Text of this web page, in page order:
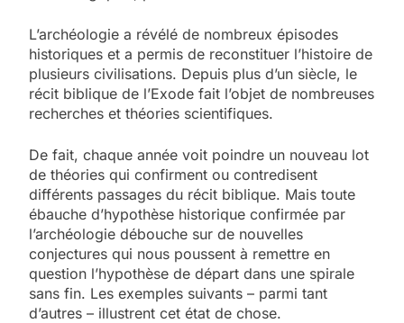
L’archéologie a révélé de nombreux épisodes
historiques et a permis de reconstituer l’histoire de
plusieurs civilisations. Depuis plus d’un siècle, le
récit biblique de l’Exode fait l’objet de nombreuses
recherches et théories scientifiques.
De fait, chaque année voit poindre un nouveau lot
de théories qui confirment ou contredisent
différents passages du récit biblique. Mais toute
ébauche d’hypothèse historique confirmée par
l’archéologie débouche sur de nouvelles
conjectures qui nous poussent à remettre en
question l’hypothèse de départ dans une spirale
sans fin. Les exemples suivants – parmi tant
d’autres – illustrent cet état de chose.